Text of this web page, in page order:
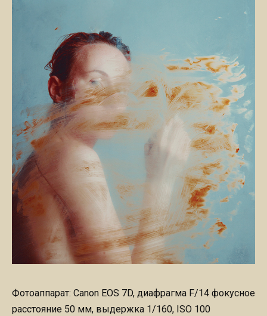
Фотоаппарат: Canon EOS 7D, диафрагма F/14 фокусное
расстояние 50 мм, выдержка 1/160, ISO 100